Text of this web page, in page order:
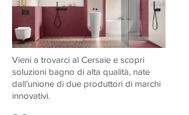
Vieni a trovarci al Cersaie e scopri
soluzioni bagno di alta qualità, nate
dall’unione di due produttori di marchi
innovativi.